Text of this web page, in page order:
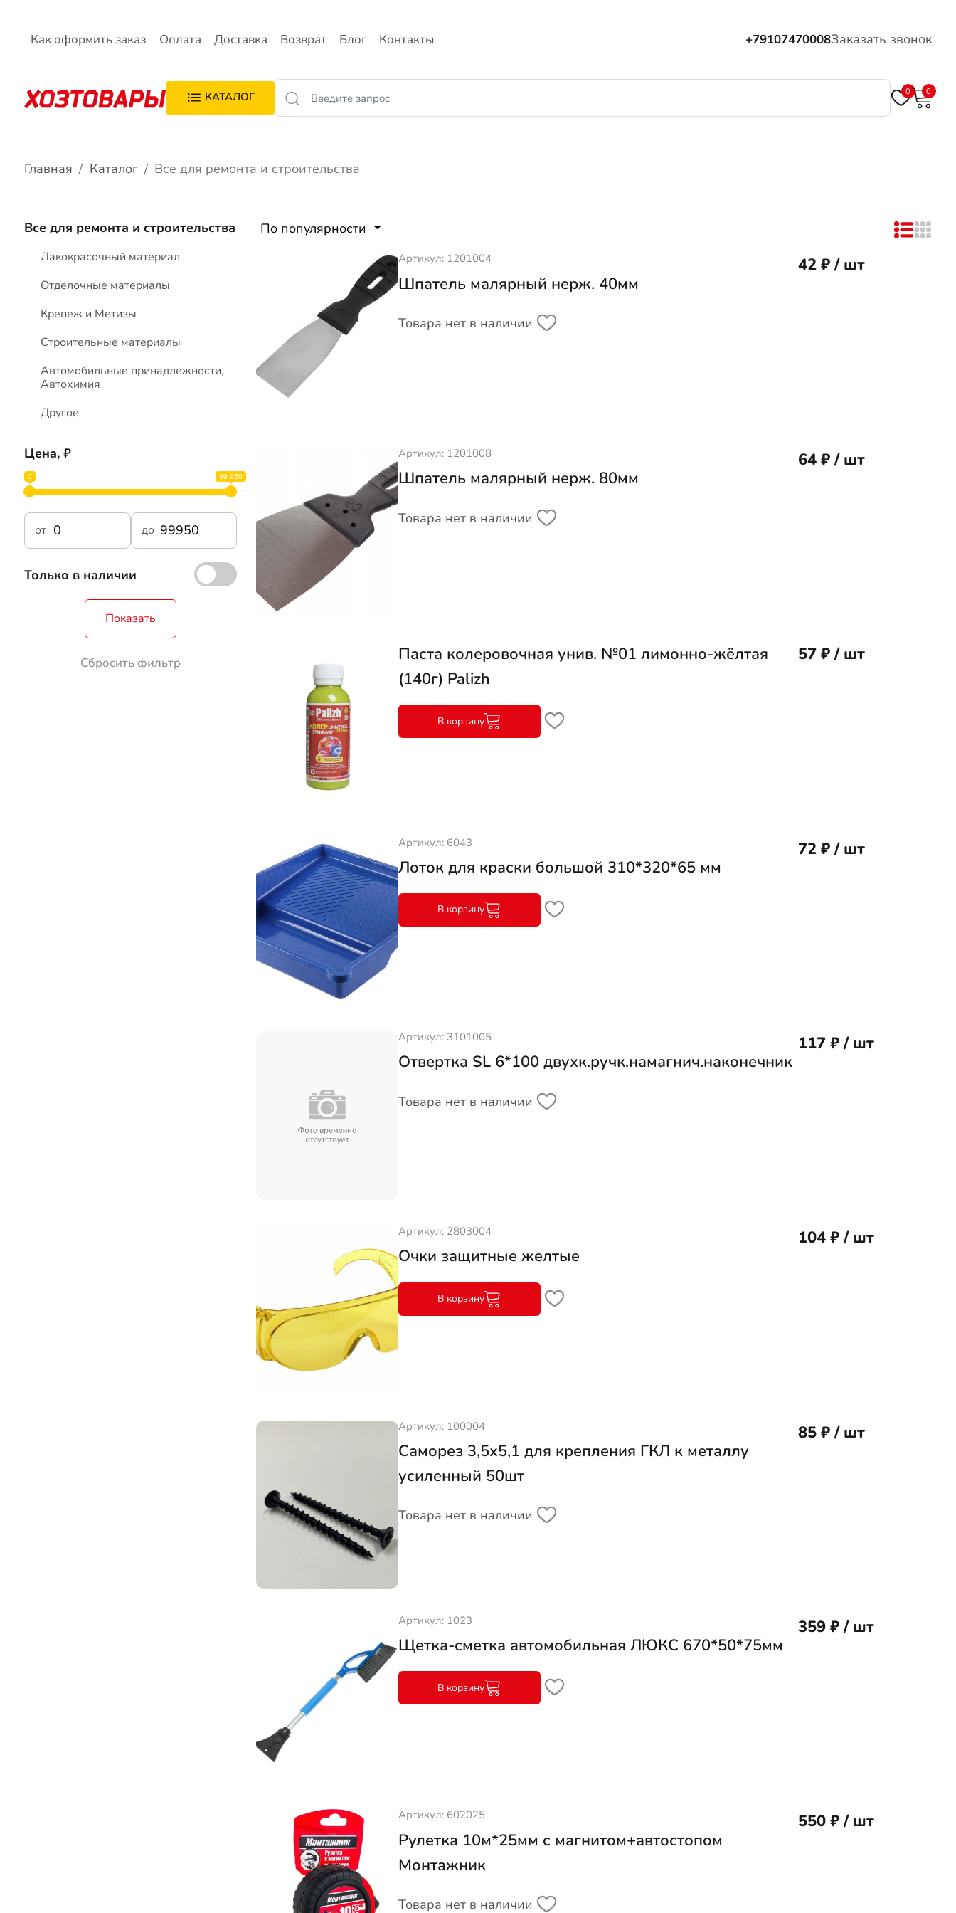
Как оформить заказ Оплата Доставка Возврат Блог Контакты +79107470008Заказать звонок
КАТАЛОГ 0 0
Главная Каталог Все для ремонта и строительства
Все для ремонта и строительства
Лакокрасочный материал
Отделочные материалы
Крепеж и Метизы
Строительные материалы
Автомобильные принадлежности,
Автохимия
Другое
Цена, ₽
0 99 950
от до
Только в наличии
Показать
Сбросить фильтр
По популярности
Артикул: 1201004
Шпатель малярный нерж. 40мм
Товара нет в наличии
42 ₽ / шт
Артикул: 1201008
Шпатель малярный нерж. 80мм
Товара нет в наличии
64 ₽ / шт
Паста колеровочная унив. №01 лимонно-жёлтая
(140г) Palizh
В корзину
57 ₽ / шт
Артикул: 6043
Лоток для краски большой 310*320*65 мм
В корзину
72 ₽ / шт
Артикул: 3101005
Отвертка SL 6*100 двухк.ручк.намагнич.наконечник
Товара нет в наличии
117 ₽ / шт
Артикул: 2803004
Очки защитные желтые
В корзину
104 ₽ / шт
Артикул: 100004
Саморез 3,5х5,1 для крепления ГКЛ к металлу
усиленный 50шт
Товара нет в наличии
85 ₽ / шт
Артикул: 1023
Щетка-сметка автомобильная ЛЮКС 670*50*75мм
В корзину
359 ₽ / шт
Артикул: 602025
Рулетка 10м*25мм с магнитом+автостопом
Монтажник
Товара нет в наличии
550 ₽ / шт